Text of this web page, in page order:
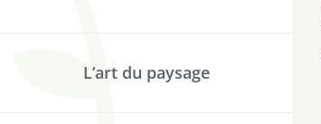
L’art du paysage